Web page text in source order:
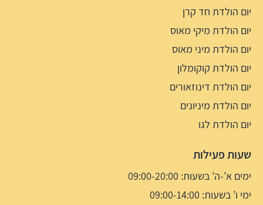
יום הולדת חד קרן
יום הולדת מיקי מאוס
יום הולדת מיני מאוס
יום הולדת קוקומלון
יום הולדת דינוזאורים
יום הולדת מיניונים
יום הולדת לגו
שעות פעילות
ימים א’-ה’ בשעות: 09:00-20:00
ימי ו’ בשעות: 09:00-14:00